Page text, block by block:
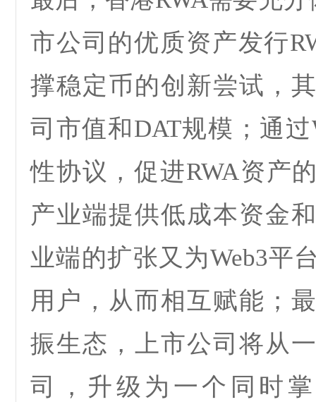
市公司的优质资产发行
撑稳定币的创新尝试，
司市值和 DAT规模；通过
性协议，促进RWA资产
产业端提供低成本资金
业端的扩张又为Web3平
用户，从而相互赋能；
振生态，上市公司将从
司，升级为一个同时